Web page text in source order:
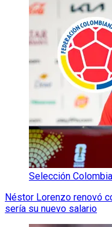
Selección Colombia
Néstor Lorenzo renovó
sería su nuevo salario